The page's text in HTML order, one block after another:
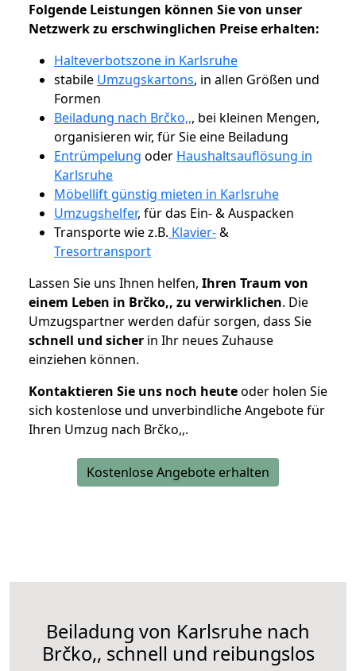
Folgende Leistungen können Sie von unser
Netzwerk zu erschwinglichen Preise erhalten:
Halteverbotszone in Karlsruhe
stabile Umzugskartons, in allen Größen und
Formen
Beiladung nach Brčko,,, bei kleinen Mengen,
organisieren wir, für Sie eine Beiladung
Entrümpelung oder Haushaltsauflösung in
Karlsruhe
Möbellift günstig mieten in Karlsruhe
Umzugshelfer, für das Ein- & Auspacken
Transporte wie z.B. Klavier-&
Tresortransport
Lassen Sie uns Ihnen helfen, Ihren Traum von
einem Leben in Brčko,, zu verwirklichen. Die
Umzugspartner werden dafür sorgen, dass Sie
schnell und sicher in Ihr neues Zuhause
einziehen können.
Kontaktieren Sie uns noch heuteoder holen Sie
sich kostenlose und unverbindliche Angebote für
Ihren Umzug nach Brčko,,.
Kostenlose Angebote erhalten
Beiladung von Karlsruhe nach
Brčko,, schnell und reibungslos